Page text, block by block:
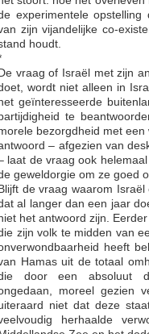
experimentele
zijn vijandelijke co-
houdt.
vraag of Israël met zijn
wordt niet alleen in
geïnteresseerde
te
bezorgdheid met een
– afgezien van
laat de vraag ook
geweldorgie om ze goed
de vraag waarom
al langer dan een jaar
het antwoord zijn.
zijn volk te midden van
heeft
Hamas uit de totaal
door een absoluut
moreel gezien
niet dat deze
herhaalde